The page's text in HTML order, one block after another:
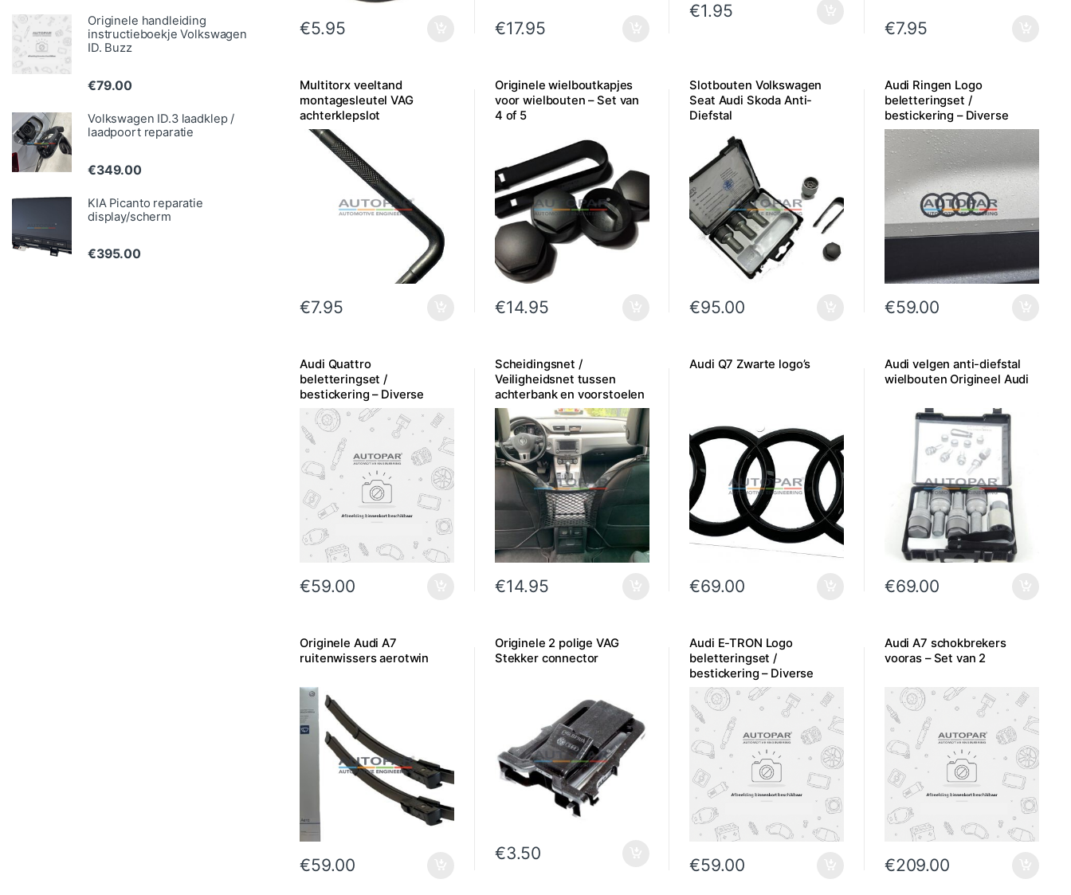
€5.95 €17.95
€1.95
€7.95
Multitorx veeltand
montagesleutel VAG
achterklepslot
€7.95
Originele wielboutkapjes
voor wielbouten – Set van
4 of 5
€14.95
Slotbouten Volkswagen
Seat Audi Skoda Anti-
Diefstal
€95.00
Audi Ringen Logo
beletteringset /
bestickering – Diverse
kleuren
€59.00
Audi Quattro
beletteringset /
bestickering – Diverse
uitvoeringen
€59.00
Scheidingsnet /
Veiligheidsnet tussen
achterbank en voorstoelen
€14.95
Audi Q7 Zwarte logo’s
€69.00
Audi velgen anti-diefstal
wielbouten Origineel Audi
€69.00
Originele Audi A7
ruitenwissers aerotwin
€59.00
Originele 2 polige VAG
Stekker connector
€3.50
Audi E-TRON Logo
beletteringset /
bestickering – Diverse
kleuren
€59.00
Audi A7 schokbrekers
vooras – Set van 2
€209.00
Originele handleiding
instructieboekje Volkswagen
ID. Buzz
€79.00
Volkswagen ID.3 laadklep /
laadpoort reparatie
€349.00
KIA Picanto reparatie
display/scherm
€395.00